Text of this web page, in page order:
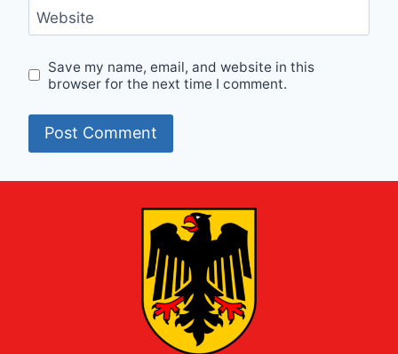
Website
Save my name, email, and website in this
browser for the next time I comment.